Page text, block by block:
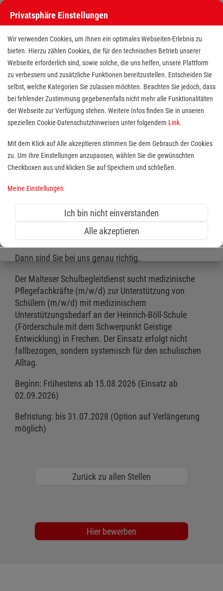
Medizinische Fachkraft (m/w/d)
an einer Förderschule in Frechen
Standort(e):Frechen
pädagogischen Umfeld und möchten Ihre
Fachkompetenz sinnstiftend im schulischen Alltag
einsetzen?
Dann sind Sie bei uns genau richtig.
Der Malteser Schulbegleitdienst sucht medizinische
Pflegefachkräfte (m/w/d) zur Unterstützung von
Schülern (m/w/d) mit medizinischem
Unterstützungsbedarf an der Heinrich-Böll-Schule
(Förderschule mit dem Schwerpunkt Geistige
Entwicklung) in Frechen. Der Einsatz erfolgt nicht
fallbezogen, sondern systemisch für den schulischen
Alltag.
Beginn: Frühestens ab 15.08.2026 (Einsatz ab
02.09.2026)
Befristung: bis 31.07.2028 (Option auf Verlängerung
möglich)
Zurück zu allen Stellen
Hier bewerben
Privatsphäre Einstellungen
Wir verwenden Cookies, um Ihnen ein optimales Webseiten-Erlebnis zu
bieten. Hierzu zählen Cookies, die für den technischen Betrieb unserer
Webseite erforderlich sind, sowie solche, die uns helfen, unsere Plattform
zu verbessern und zusätzliche Funktionen bereitzustellen. Entscheiden Sie
selbst, welche Kategorien Sie zulassen möchten. Beachten Sie jedoch, dass
bei fehlender Zustimmung gegebenenfalls nicht mehr alle Funktionalitäten
der Webseite zur Verfügung stehen. Weitere Infos finden Sie in unseren
speziellen Cookie-Datenschutzhinweisen unter folgendem Link.
Mit dem Klick auf Alle akzeptieren stimmen Sie dem Gebrauch der Cookies
zu. Um Ihre Einstellungen anzupassen, wählen Sie die gewünschten
Checkboxen aus und klicken Sie auf Speichern und schließen.
Meine Einstellungen
Ich bin nicht einverstanden
Alle akzeptieren